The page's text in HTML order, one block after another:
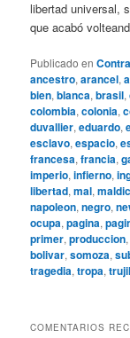
libertad universal,
que acabó
Publicado en
ancestro,arancel,
bien,blanca,brasil,
colombia,colonia,
duvallier,eduardo,
esclavo,espacio,
francesa,francia,
imperio,infierno,
libertad,mal,
napoleon,negro,
ocupa,pagina,
primer,produccion
bolivar,somoza,
tragedia,tropa,
COMENTARIOS